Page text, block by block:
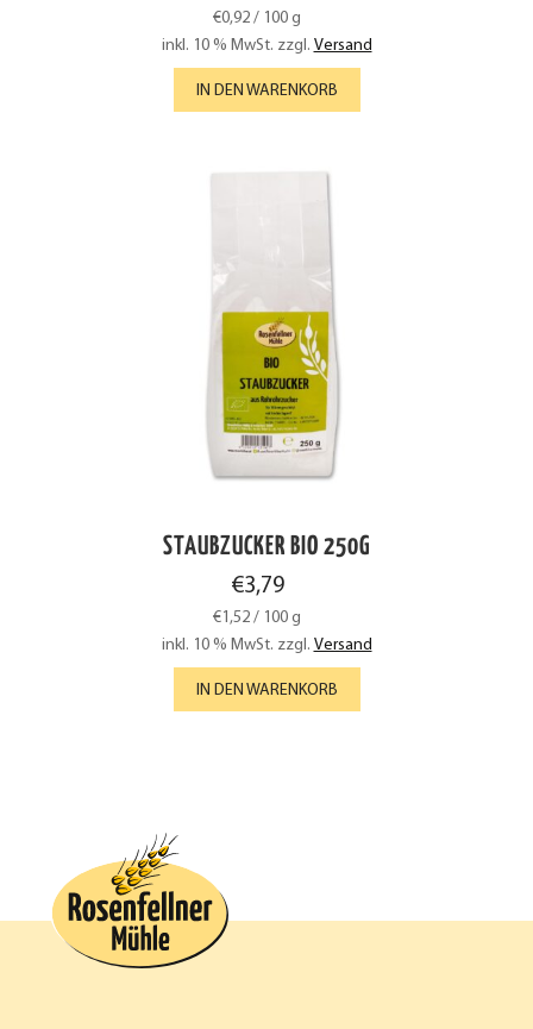
€0,92 / 100 g
inkl. 10 % MwSt. zzgl. Versand
IN DEN WARENKORB
STAUBZUCKER BIO 250G
€3,79
€1,52 / 100 g
inkl. 10 % MwSt. zzgl. Versand
IN DEN WARENKORB